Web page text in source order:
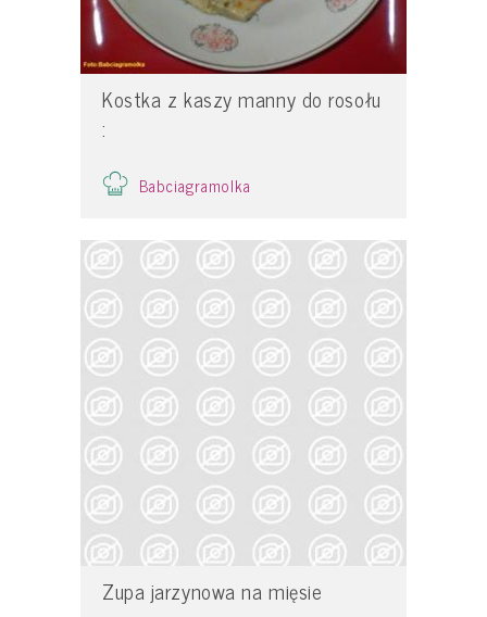
Kostka z kaszy manny do rosołu
:
Babciagramolka
Zupa jarzynowa na mięsie